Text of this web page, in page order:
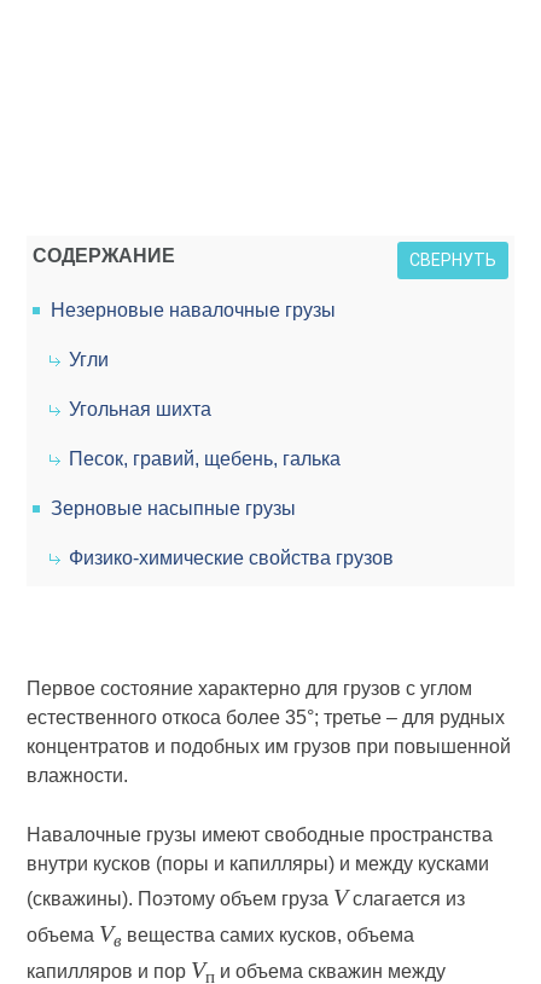
СОДЕРЖАНИЕ СВЕРНУТЬ
Незерновые навалочные грузы
Угли
Угольная шихта
Песок, гравий, щебень, галька
Зерновые насыпные грузы
Физико-химические свойства грузов
Первое состояние характерно для грузов с углом
естественного откоса более 35°; третье – для рудных
концентратов и подобных им грузов при повышенной
влажности.
Навалочные грузы имеют свободные пространства
внутри кусков (поры и капилляры) и между кусками
(скважины). Поэтому объем груза Vслагается из
объема Vв вещества самих кусков, объема
капилляров и пор Vп и объема скважин между